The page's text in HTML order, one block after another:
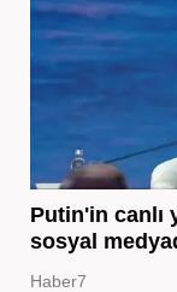
Putin'in canlı
sosyal
Haber7